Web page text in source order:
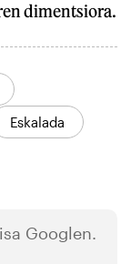
dimentsiora.
Eskalada
Googlen.